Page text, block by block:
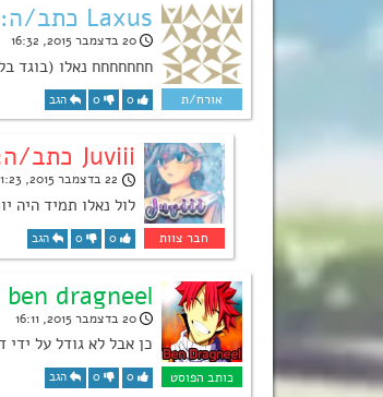
Laxus כתב/ה:
20 בדצמבר 2015, 16:32
חחחחחחח נאלו (בוגד
0
0 הגב
Juviii כתב/ה:
22 בדצמבר 2015, 11:23
לול נאלו תמיד היה
0
0 הגב
ben dragneel כתב/ה:
20 בדצמבר 2015, 16:11
כן אבל לא גודל על ידי
0
0 הגב